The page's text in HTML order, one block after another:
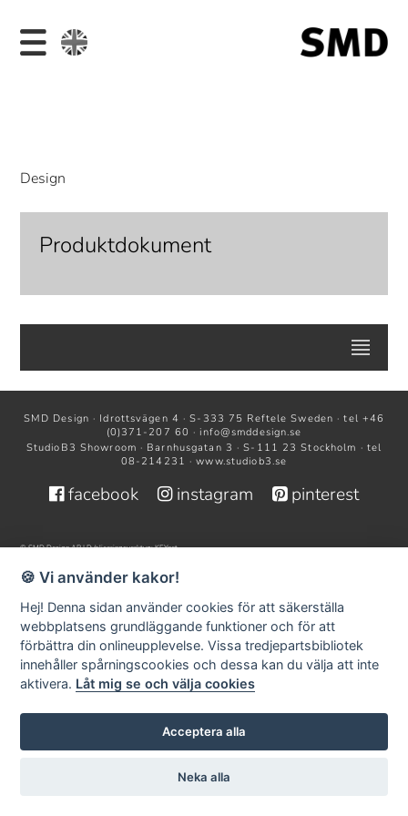
Design
Produktdokument
SMD Design · Idrottsvägen 4 · S-333 75 Reftele Sweden · tel +46
(0)371-207 60 ·info@smddesign.se
StudioB3 Showroom · Barnhusgatan 3 · S-111 23 Stockholm · tel
08-214231 ·www.studiob3.se
facebook instagram pinterest
© SMD Design AB | Publiceringsverktyg:KEYnet
🍪 Vi använder kakor!
Hej! Denna sidan använder cookies för att säkerställa
webbplatsens grundläggande funktioner och för att
förbättra din onlineupplevelse. Vissa tredjepartsbibliotek
innehåller spårningscookies och dessa kan du välja att inte
aktivera. Låt mig se och välja cookies
Acceptera alla
Neka alla